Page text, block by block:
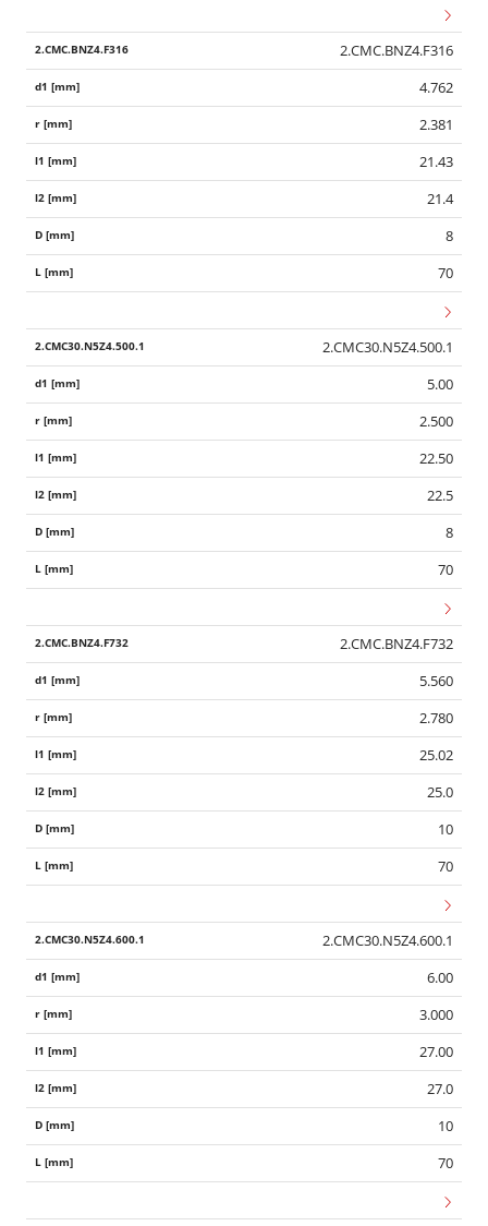
2.CMC.BNZ4.F316
4.762
2.381
21.43
21.4
8
70
2.CMC30.N5Z4.500.1
5.00
2.500
22.50
22.5
8
70
2.CMC.BNZ4.F732
5.560
2.780
25.02
25.0
10
70
2.CMC30.N5Z4.600.1
6.00
3.000
27.00
27.0
10
70